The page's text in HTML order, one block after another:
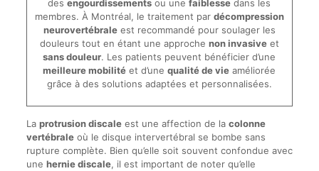
desengourdissements ou unefaiblesse dans les
membres. À Montréal, le traitement par décompression
neurovertébraleest recommandé pour soulager les
douleurs tout en étant une approche non invasiveet
sans douleur. Les patients peuvent bénéficier d’une
meilleure mobilité et d’unequalité de vie améliorée
grâce à des solutions adaptées et personnalisées.
La protrusion discaleest une affection de la colonne
vertébraleoù le disque intervertébral se bombe sans
rupture complète. Bien qu’elle soit souvent confondue avec
une hernie discale, il est important de noter qu’elle